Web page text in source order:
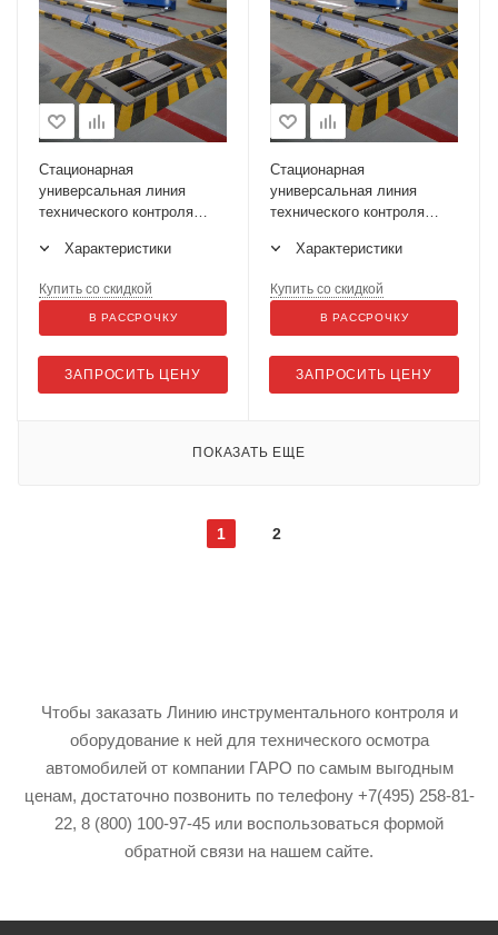
Стационарная
универсальная линия
технического контроля
Характеристики
ЗАПРОСИТЬ ЦЕНУ
Купить со скидкой
В РАССРОЧКУ
Стационарная
универсальная линия
технического контроля
Характеристики
ЗАПРОСИТЬ ЦЕНУ
Купить со скидкой
В РАССРОЧКУ
ПОКАЗАТЬ ЕЩЕ
1 2
Чтобы заказать Линию инструментального контроля и
оборудование к ней для технического осмотра
автомобилей от компании ГАРО по самым выгодным
ценам, достаточно позвонить по телефону +7(495) 258-81-
22, 8 (800) 100-97-45 или воспользоваться формой
обратной связи на нашем сайте.